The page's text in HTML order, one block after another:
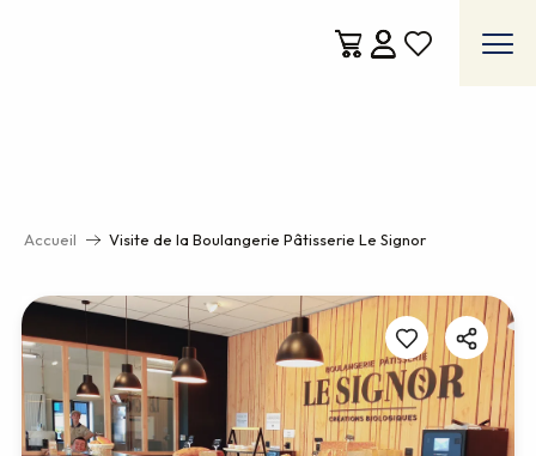
Accueil Visite de la Boulangerie Pâtisserie Le Signor